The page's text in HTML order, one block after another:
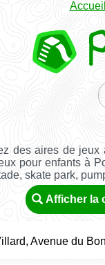
Accueil
des aires de
pour enfants à
skate park,
Afficher la
Avenue du